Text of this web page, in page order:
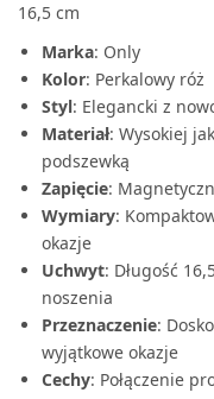
16,5 cm
Marka: Only
Kolor: Perkalowy róż
Styl: Elegancki z
Materiał: Wysokiej
podszewką
Zapięcie:
Wymiary:
okazje
Uchwyt: Długość
noszenia
Przeznaczenie:
wyjątkowe okazje
Cechy: Połączenie